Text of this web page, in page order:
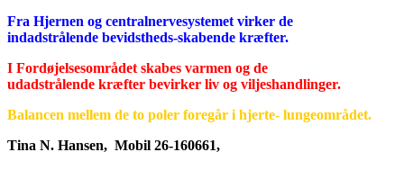
Fra Hjernen og centralnervesystemet virker de
indadstrålende bevidstheds-skabende kræfter.
I Fordøjelsesområdet skabes varmen og de
udadstrålende kræfter bevirker liv og viljeshandlinger.
Balancen mellem de to poler foregår i hjerte- lungeområdet.
Tina N. Hansen, Mobil 26-160661,